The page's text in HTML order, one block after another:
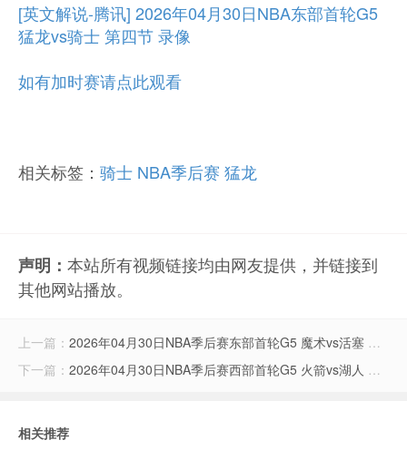
[英文解说-腾讯] 2026年04月30日NBA东部首轮G5
猛龙vs骑士 第四节 录像
如有加时赛请点此观看
相关标签： 骑士 NBA季后赛 猛龙
声明： 本站所有视频链接均由网友提供，并链接到
其他网站播放。
上一篇： 2026年04月30日NBA季后赛东部首轮G5 魔术vs活塞 全场录像
下一篇： 2026年04月30日NBA季后赛西部首轮G5 火箭vs湖人 全场录像
相关推荐